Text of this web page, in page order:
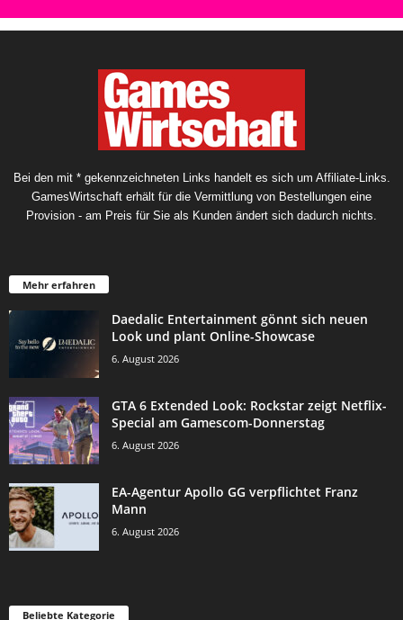
Bei den mit * gekennzeichneten Links handelt es sich um Affiliate-Links.
GamesWirtschaft erhält für die Vermittlung von Bestellungen eine
Provision - am Preis für Sie als Kunden ändert sich dadurch nichts.
Mehr erfahren
Daedalic Entertainment gönnt sich neuen
Look und plant Online-Showcase
6. August 2026
GTA 6 Extended Look: Rockstar zeigt Netflix-
Special am Gamescom-Donnerstag
6. August 2026
EA-Agentur Apollo GG verpflichtet Franz
Mann
6. August 2026
Beliebte Kategorie